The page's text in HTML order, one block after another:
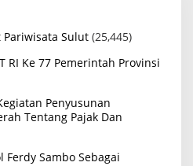
Pariwisata Sulut (25,445)
RI Ke 77 Pemerintah Provinsi
Penyusunan
Tentang Pajak Dan
Sambo Sebagai